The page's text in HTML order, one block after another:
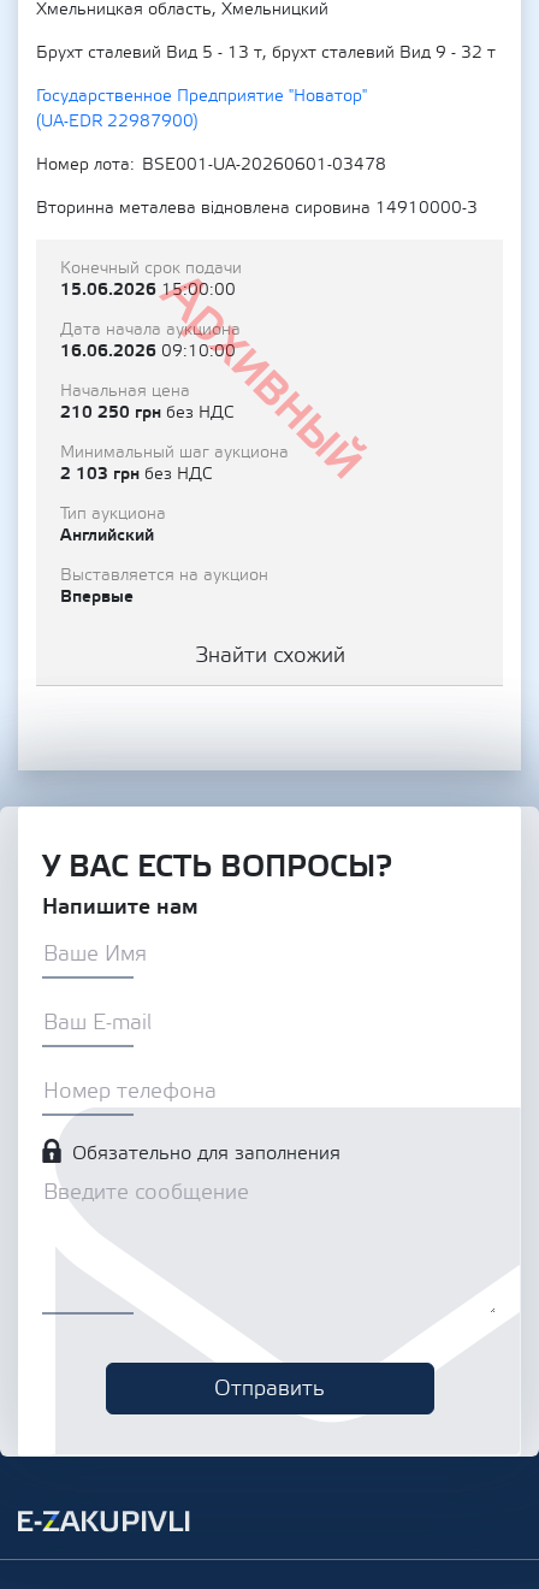
Хмельницкая область, Хмельницкий
Брухт сталевий Вид 5 - 13 т, брухт сталевий Вид 9 - 32 т
Государственное Предприятие "Новатор"
(UA-EDR 22987900)
Номер лота
BSE001-UA-20260601-03478
Вторинна металева відновлена сировина 14910000-3
Архивный
Конечный срок подачи
15.06.202615:00:00
Дата начала аукциона
16.06.2026 09:10:00
Начальная цена
210 250 грн без НДС
Минимальный шаг аукциона
2 103 грн без НДС
Тип аукциона
Английский
Выставляется на аукцион
Впервые
Знайти схожий
У ВАС ЕСТЬ ВОПРОСЫ?
Напишите нам
Обязательно для заполнения